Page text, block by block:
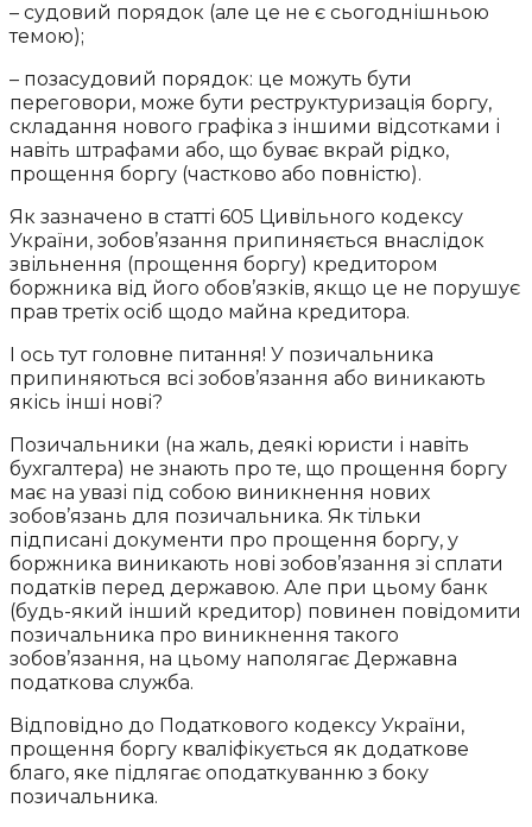
– судовий порядок (але це не є сьогоднішньою
темою);
– позасудовий порядок: це можуть бути
переговори, може бути реструктуризація боргу,
складання нового графіка з іншими відсотками і
навіть штрафами або, що буває вкрай рідко,
прощення боргу (частково або повністю).
Як зазначено в статті 605 Цивільного кодексу
України, зобов’язання припиняється внаслідок
звільнення (прощення боргу) кредитором
боржника від його обов’язків, якщо це не порушує
прав третіх осіб щодо майна кредитора.
І ось тут головне питання! У позичальника
припиняються всі зобов’язання або виникають
якісь інші нові?
Позичальники (на жаль, деякі юристи і навіть
бухгалтера) не знають про те, що прощення боргу
має на увазі під собою виникнення нових
зобов’язань для позичальника. Як тільки
підписані документи про прощення боргу, у
боржника виникають нові зобов’язання зі сплати
податків перед державою. Але при цьому банк
(будь-який інший кредитор) повинен повідомити
позичальника про виникнення такого
зобов’язання, на цьому наполягає Державна
податкова служба.
Відповідно до Податкового кодексу України,
прощення боргу кваліфікується як додаткове
благо, яке підлягає оподаткуванню з боку
позичальника.